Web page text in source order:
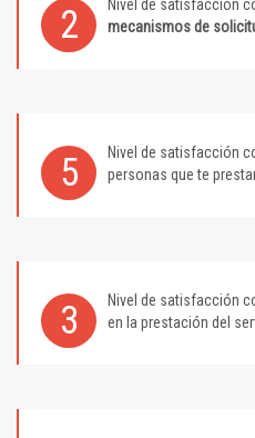
2 Nivel de satisfacción
mecanismos de
5 Nivel de satisfacción
personas que te
3 Nivel de satisfacción
en la prestación del